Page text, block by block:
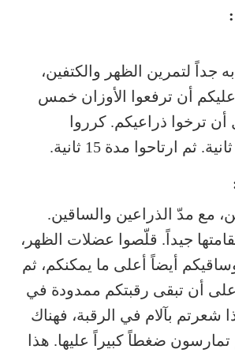
جداً لتمرين الظهر والكتفين،
أن ترفعوا الأوزان خمس
أن ترخوا ذراعيكم. كرروا
مع مدّ الذراعين والساقين.
جيداً. قلّصوا عضلات الظهر،
أيضاً أعلى ما يمكنكم، ثم
على أن تبقى رقبتكم ممدودة في
شعرتم بآلام في الرقبة، فهناك
تمارسون ضغطاً كبيراً عليها. هذا